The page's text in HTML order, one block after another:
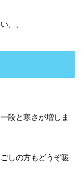
、、
段と寒さが増しま
しの方もどうぞ暖